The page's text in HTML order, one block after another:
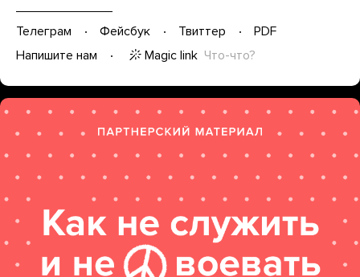
Телеграм Фейсбук Твиттер
PDF
Напишите нам
Magic link Что-что?